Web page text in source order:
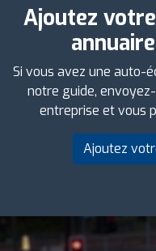
Ajoutez
Si vous avez une auto-
notre guide,
entreprise et vous
Ajoutez